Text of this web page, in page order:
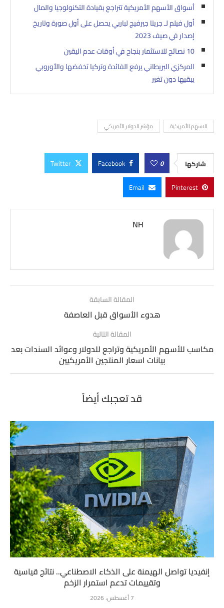
أسواق الأسهم الأمريكية تتراجع بقيادة التكنولوجيا والمال
أول فيلم لـ جريتا جيرفيج لباربي يحصل على أول صورة وتاريخ
إصدار في صيف 2023
10 نصائح للاستثمار بنجاح في أوقات عدم اليقين
المركزي البريطاني يرفع الفائدة وتركيا تخفضها والأوروبي
يبقيها دون تغير
الاسهم الأمريكية مؤشر الدولار الأمريكي
شاركها 0
Facebook
Twitter
Pinterest
Email
NH
المقالة السابقة
هدوء الأسواق قبل العاصفة
المقالة التالية
مكاسب للأسهم الأمريكية وتراجع للدولار وعوائد السندات بعد
بيانات اسعار المنتجين الأمريكيين
قد تعجبك أيضاً
إنفيديا تواصل الهيمنة على الذكاء الاصطناعي.. نتائج قياسية
وتقييمات تدعم استمرار الزخم
7 أغسطس، 2026